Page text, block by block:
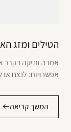
הטילים ומזג
אמרה ותיקה בקרב
אפשרויות: לנצח
המשך קריאה